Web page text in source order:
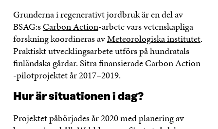
Grunderna i regenerativt jordbruk är en del av
BSAG:sCarbon Action-arbete vars vetenskapliga
forskning koordineras avMeteorologiska institutet.
Praktiskt utvecklingsarbete utförs på hundratals
finländska gårdar. Sitra finansierade Carbon Action
-pilotprojektet år 2017–2019.
Hur är situationen i dag?
Projektet påbörjades år 2020 med planering av